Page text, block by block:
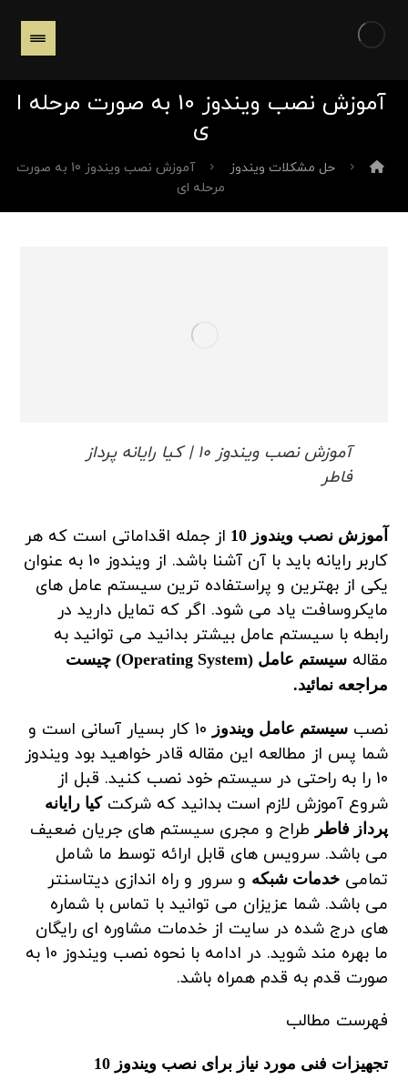
آموزش نصب ویندوز 10 به صورت مرحله ا
ی
حل مشکلات ویندوز
آموزش نصب ویندوز 10 به صورت
مرحله ای
آموزش نصب ویندوز 10 | کیا رایانه پرداز
فاطر
آموزش نصب ویندوز 10
از جمله اقداماتی است که هر
کاربر رایانه باید با آن آشنا باشد. از ویندوز 10 به عنوان
یکی از بهترین و پراستفاده ترین سیستم عامل های
مایکروسافت یاد می شود. اگر که تمایل دارید در
رابطه با سیستم عامل بیشتر بدانید می توانید به
مقالهسیستم عامل (Operating System) چیست
مراجعه نمائید.
نصبسیستم عامل ویندوز
10 کار بسیار آسانی است و
شما پس از مطالعه این مقاله قادر خواهید بود ویندوز
10 را به راحتی در سیستم خود نصب کنید. قبل از
شروع آموزش لازم است بدانید که شرکتکیا رایانه
پرداز فاطر طراح و مجری سیستم های جریان ضعیف
می باشد. سرویس های قابل ارائه توسط ما شامل
تمامیخدمات شبکه و سرور و راه اندازی دیتاسنتر
می باشد. شما عزیزان می توانید با تماس با شماره
های درج شده در سایت از خدمات مشاوره ای رایگان
ما بهره مند شوید. در ادامه با نحوه نصب ویندوز 10 به
صورت قدم به قدم همراه باشد.
فهرست مطالب
تجهیزات فنی مورد نیاز برای نصب ویندوز 10